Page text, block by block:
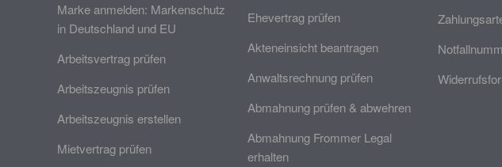
Marke anmelden: Markenschutz
in Deutschland und EU
Arbeitsvertrag prüfen
Arbeitszeugnis prüfen
Arbeitszeugnis erstellen
Mietvertrag prüfen
Ehevertrag prüfen
Akteneinsicht beantragen
Anwaltsrechnung prüfen
Abmahnung prüfen & abwehren
Abmahnung Frommer Legal
erhalten